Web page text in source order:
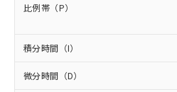
比例帯（P）
積分時間（I）
微分時間（D）